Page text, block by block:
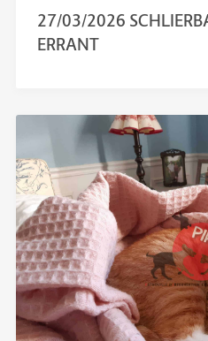
27/03/2026
ERRANT